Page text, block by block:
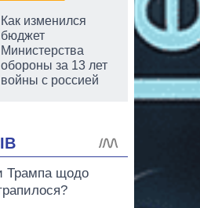
Как изменился
бюджет
Министерства
обороны за 13 лет
войны с россией